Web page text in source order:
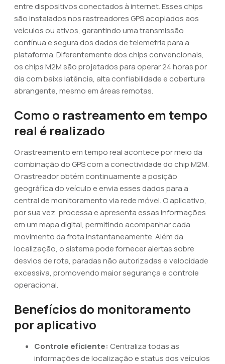
entre dispositivos conectados à internet. Esses chips
são instalados nos rastreadores GPS acoplados aos
veículos ou ativos, garantindo uma transmissão
contínua e segura dos dados de telemetria para a
plataforma. Diferentemente dos chips convencionais,
os chips M2M são projetados para operar 24 horas por
dia com baixa latência, alta confiabilidade e cobertura
abrangente, mesmo em áreas remotas.
Como o rastreamento em tempo
real é realizado
O rastreamento em tempo real acontece por meio da
combinação do GPS com a conectividade do chip M2M.
O rastreador obtém continuamente a posição
geográfica do veículo e envia esses dados para a
central de monitoramento via rede móvel. O aplicativo,
por sua vez, processa e apresenta essas informações
em um mapa digital, permitindo acompanhar cada
movimento da frota instantaneamente. Além da
localização, o sistema pode fornecer alertas sobre
desvios de rota, paradas não autorizadas e velocidade
excessiva, promovendo maior segurança e controle
operacional.
Benefícios do monitoramento
por aplicativo
Controle eficiente: Centraliza todas as
informações de localização e status dos veículos